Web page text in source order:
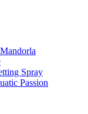
Spray
Passion